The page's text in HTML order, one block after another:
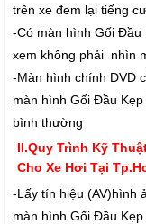
trên xe đem lại tiếng
-Có màn hình Gối Đầu
xem không phải nhìn
-Màn hình chính DVD
màn hình Gối Đầu
bình thường
II.Quy Trình Kỹ
Cho Xe Hơi Tại
-Lấy tín hiệu (AV)hình
màn hình Gối Đầu